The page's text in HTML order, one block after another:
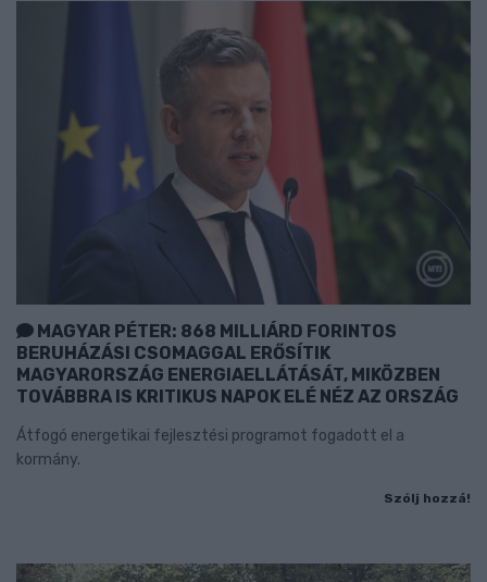
MAGYAR PÉTER: 868 MILLIÁRD FORINTOS
BERUHÁZÁSI CSOMAGGAL ERŐSÍTIK
MAGYARORSZÁG ENERGIAELLÁTÁSÁT, MIKÖZBEN
TOVÁBBRA IS KRITIKUS NAPOK ELÉ NÉZ AZ ORSZÁG
Átfogó energetikai fejlesztési programot fogadott el a
kormány.
Szólj hozzá!